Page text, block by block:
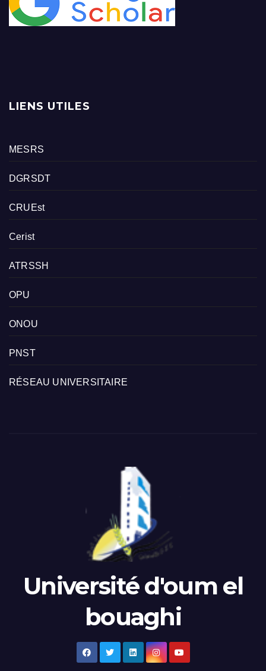
LIENS UTILES
MESRS
DGRSDT
CRUEst
Cerist
ATRSSH
OPU
ONOU
PNST
RÉSEAU UNIVERSITAIRE
Université d'oum el
bouaghi